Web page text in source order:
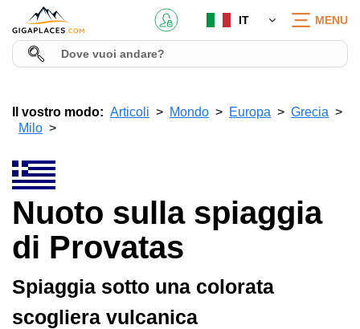
IT MENU
Il vostro modo: Articoli Mondo Europa
Grecia
Milo
Nuoto sulla spiaggia
di Provatas
Spiaggia sotto una colorata
scogliera vulcanica